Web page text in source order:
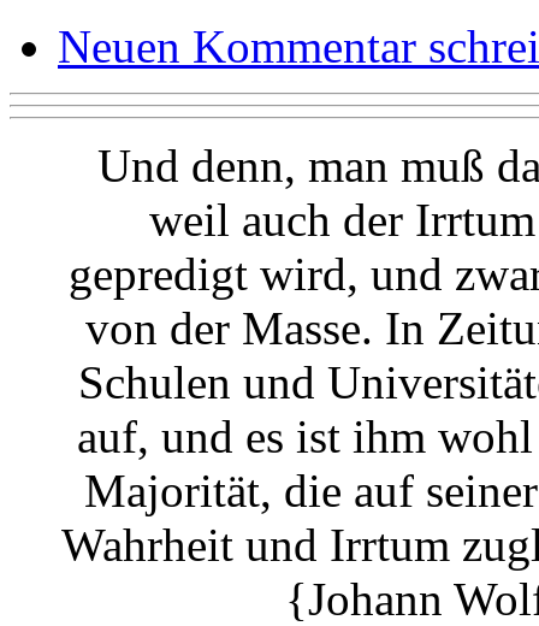
Neuen Kommentar
Und denn, man muß
weil auch der
gepredigt wird, und
von der Masse. In
Schulen und
auf, und es ist ihm
Majorität, die auf
Wahrheit und Irrtum
{Johann